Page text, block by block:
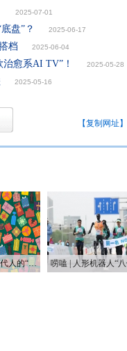
2025-07-01
盘”？ 2025-06-17
档 2025-06-04
愈系AI TV”！ 2025-05-28
2025-05-16
【复制网址】
唠嗑 | 一代人有一代人的“鸡蛋”要领